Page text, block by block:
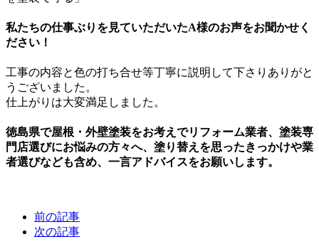
私たちの仕事ぶりを見ていただいたA様のお声をお聞かせく
ださい！
工事の内容と色の打ち合せ等丁寧に説明して下さりありがと
うございました。
仕上がりは大変満足しました。
徳島県で屋根・外壁塗装をお考えでリフォーム業者、塗装専
門店選びにお悩みの方々へ、塗り替えを思ったきっかけや業
者選びなども含め、一言アドバイスをお願いします。
前の記事
次の記事